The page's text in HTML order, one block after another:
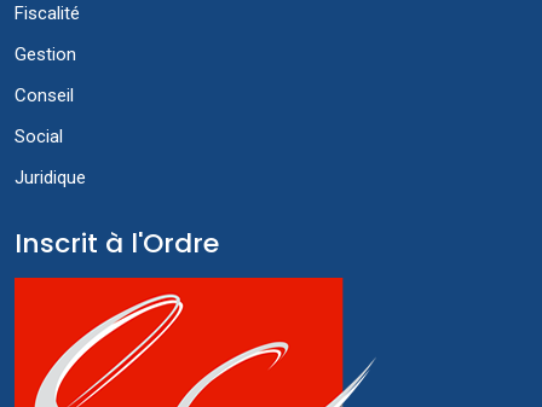
Fiscalité
Gestion
Conseil
Social
Juridique
Inscrit à l'Ordre